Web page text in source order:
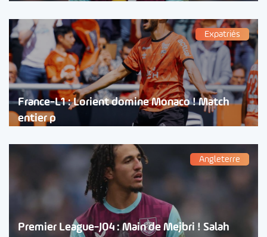
Expatriés
France-L1 : Lorient domine Monaco ! Match
entier p
Angleterre
Premier League-J04 : Main de Mejbri ! Salah